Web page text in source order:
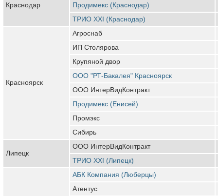
Краснодар
Продимекс (Краснодар)
ТРИО XXI (Краснодар)
Красноярск
Агроснаб
ИП Столярова
Крупяной двор
ООО "РТ-Бакалея" Красноярск
ООО ИнтерВидКонтракт
Продимекс (Енисей)
Промэкс
Сибирь
Липецк
ООО ИнтерВидКонтракт
ТРИО ХХI (Липецк)
АБК Компания (Люберцы)
Атентус